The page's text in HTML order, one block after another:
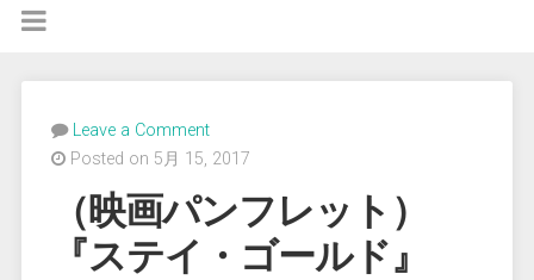
Leave a Comment
Posted on 5月 15, 2017
（映画パンフレット）
『ステイ・ゴールド』